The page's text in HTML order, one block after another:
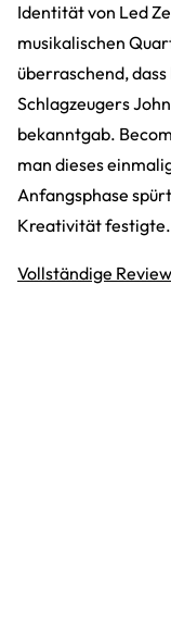
Identität von Led
musikalischen
überraschend,
Schlagzeugers
bekanntgab.
man dieses
Anfangsphase
Kreativität
Vollständige